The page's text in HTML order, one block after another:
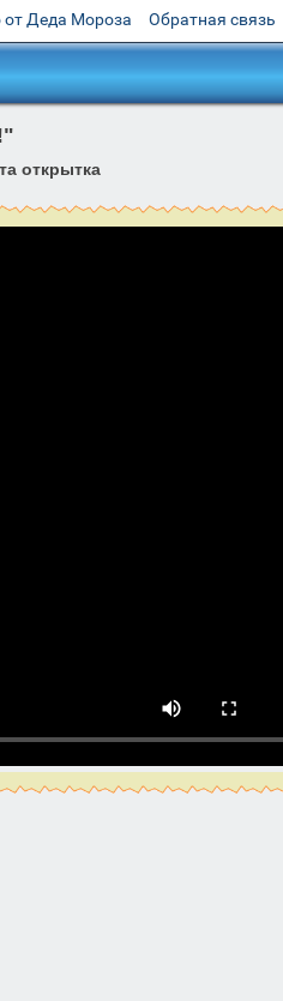
от Деда Мороза Обратная связь
открытка